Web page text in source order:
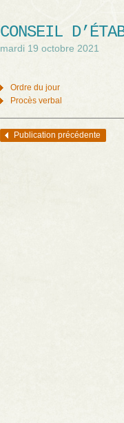
CONSEIL
mardi 19 octobre 2021
Ordre du jour
Procès verbal
Navigation des articles
Publication précédente